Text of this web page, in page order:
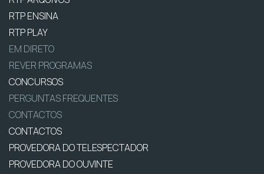
RTP ENSINA
RTP PLAY
EM DIRETO
REVER PROGRAMAS
CONCURSOS
PERGUNTAS FREQUENTES
CONTACTOS
CONTACTOS
PROVEDORA DO TELESPECTADOR
PROVEDORA DO OUVINTE